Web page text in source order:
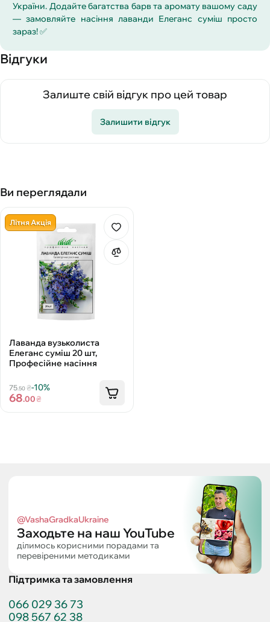
України. Додайте багатства барв та аромату вашому саду
— замовляйте насіння лаванди Елеганс суміш просто
зараз! ✅
Відгуки
Залиште свій відгук про цей товар
Залишити відгук
Ви переглядали
Літня Акція
Лаванда вузьколиста
Елеганс суміш 20 шт,
Професійне насіння
75.50₴-10%
68.00₴
@VashaGradkaUkraine
Заходьте на наш YouTube
ділимось корисними порадами та
перевіреними методиками
Підтримка та замовлення
066 029 36 73
098 567 62 38